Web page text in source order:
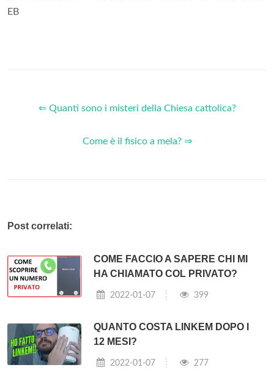
EB
⇐ Quanti sono i misteri della Chiesa cattolica?
Come è il fisico a mela? ⇒
Post correlati:
COME FACCIO A SAPERE CHI MI
HA CHIAMATO COL PRIVATO?
2022-01-07 399
QUANTO COSTA LINKEM DOPO I
12 MESI?
2022-01-07 277